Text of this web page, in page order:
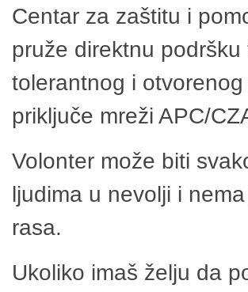
Centar za zaštitu i
pruže direktnu
tolerantnog i
priključe mreži APC/
Volonter može biti
ljudima u nevolji i
rasa.
Ukoliko imaš želju da